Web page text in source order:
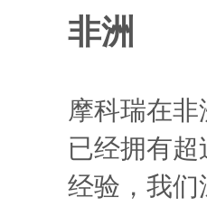
非洲
摩科瑞在
已经拥有超
经验，我们